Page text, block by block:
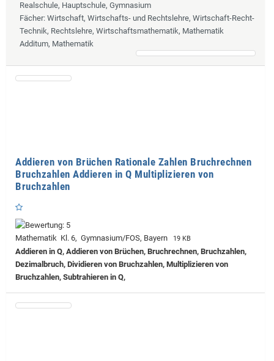
Realschule, Hauptschule, Gymnasium
Fächer: Wirtschaft, Wirtschafts- und Rechtslehre, Wirtschaft-Recht-
Technik, Rechtslehre, Wirtschaftsmathematik, Mathematik
Additum, Mathematik
Addieren von Brüchen Rationale Zahlen Bruchrechnen
Bruchzahlen Addieren in Q Multiplizieren von
Bruchzahlen
Mathematik Kl. 6, Gymnasium/FOS, Bayern 19 KB
Addieren in Q, Addieren von Brüchen, Bruchrechnen, Bruchzahlen,
Dezimalbruch, Dividieren von Bruchzahlen, Multiplizieren von
Bruchzahlen, Subtrahieren in Q,